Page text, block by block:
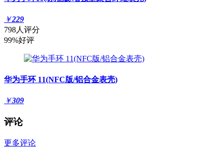
￥229
798人评分
99%好评
华为手环 11(NFC版/铝合金表壳)
￥309
评论
更多评论